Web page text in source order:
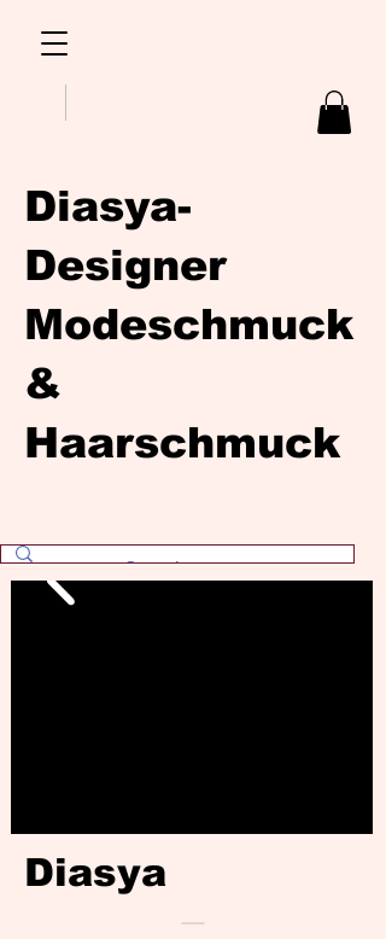
Diasya-
Designer
Modeschmuck
&
Haarschmuck
Diasya